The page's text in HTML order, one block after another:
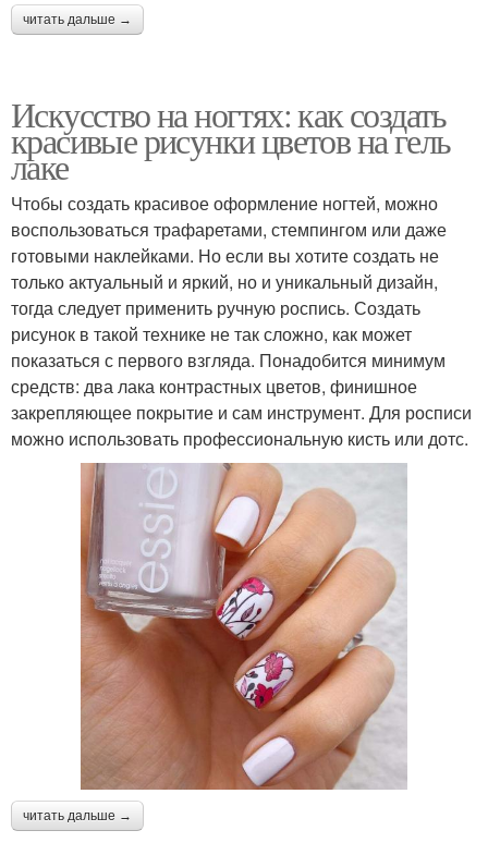
образа
Яркий маникюр
модный маникюр Маникюр с розами
Маникюр в розово-
серых тонах
Маникюр с сухоцветами
Шикарный маникюр Маникюр с рисунком
Маникюр с эффектом Черно-белый маникюр
Нежный маникюр Маникюр в черном и
читать дальше →
Искусство на ногтях: как создать
красивые рисунки цветов на гель
лаке
Чтобы создать красивое оформление ногтей, можно
воспользоваться трафаретами, стемпингом или даже
готовыми наклейками. Но если вы хотите создать не
только актуальный и яркий, но и уникальный дизайн,
тогда следует применить ручную роспись. Создать
рисунок в такой технике не так сложно, как может
показаться с первого взгляда. Понадобится минимум
средств: два лака контрастных цветов, финишное
закрепляющее покрытие и сам инструмент. Для росписи
можно использовать профессиональную кисть или дотс.
читать дальше →